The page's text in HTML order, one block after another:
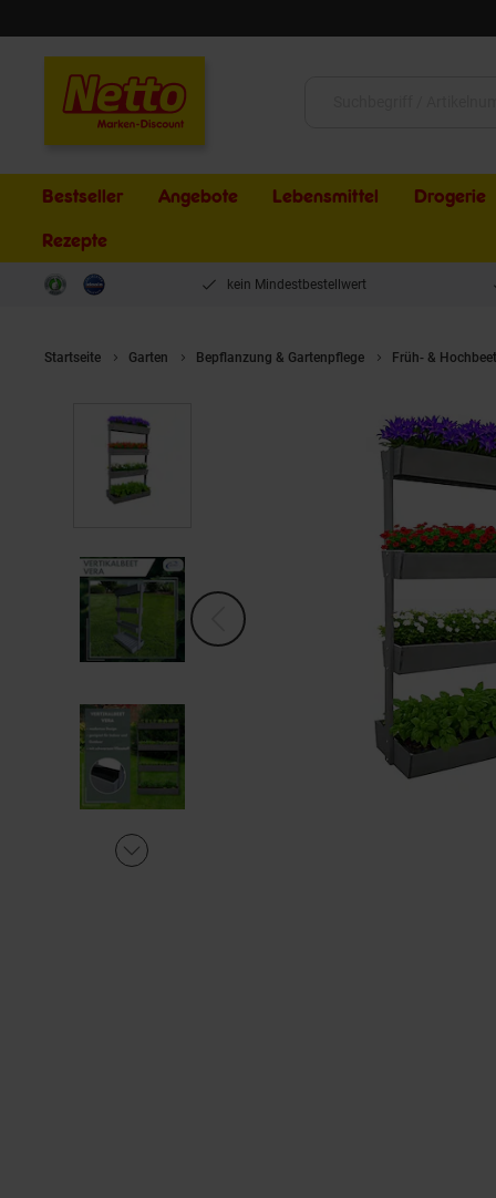
Bestseller Angebote Lebensmittel Drogerie
Rezepte
kein Mindestbestellwert
Startseite Garten Bepflanzung & Gartenpflege Früh- &